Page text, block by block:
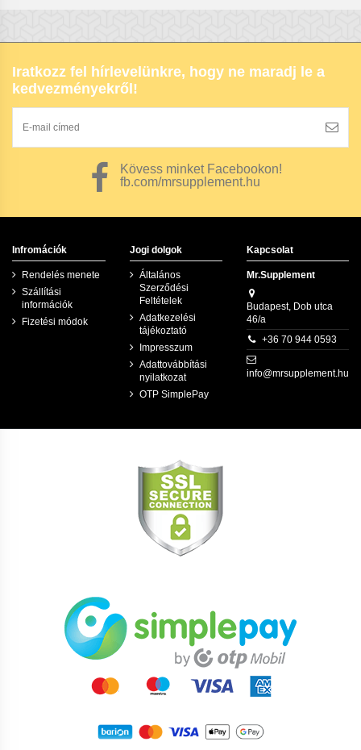
Ha terhes, szoptat vagy bármilyen betegséget
mielőtt bármilyen táplálékkiegészítőt vásárolna
A felhasználási javaslatban megadott mennyiséget ne
lépje túl! A A doboz gyermekek elől gondosan elzárva
Az általunk forgalmazott termékek nem alkalmasak
Kérem vegye figyelembe: az eredmény nem garantált
és egyénenként eltérhet! *
Iratkozz fel hírlevelünkre, hogy ne maradj le a
kedvezményekről!
Kövess minket Facebookon!
fb.com/mrsupplement.hu
Infromációk
Rendelés menete
Szállítási
információk
Fizetési módok
Jogi dolgok
Általános
Szerződési
Feltételek
Adatkezelési
tájékoztató
Impresszum
Adattovábbítási
nyilatkozat
OTP SimplePay
Kapcsolat
Mr.Supplement
Budapest, Dob utca
46/a
+36 70 944 0593
info@mrsupplement.hu